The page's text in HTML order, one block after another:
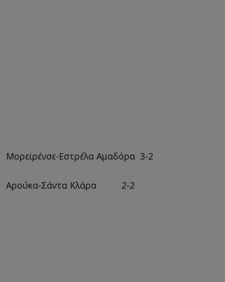
Μορεϊρένσε-Εστρέλα Αμαδόρα 3-2
Αρούκα-Σάντα Κλάρα 2-2